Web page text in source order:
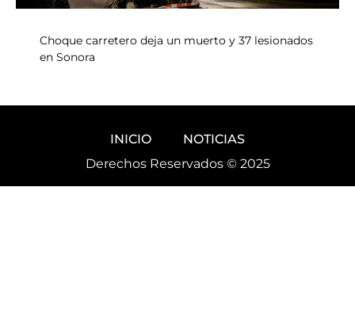
Choque carretero deja un muerto y 37 lesionados
en Sonora
INICIO
NOTICIAS
Derechos Reservados © 2025